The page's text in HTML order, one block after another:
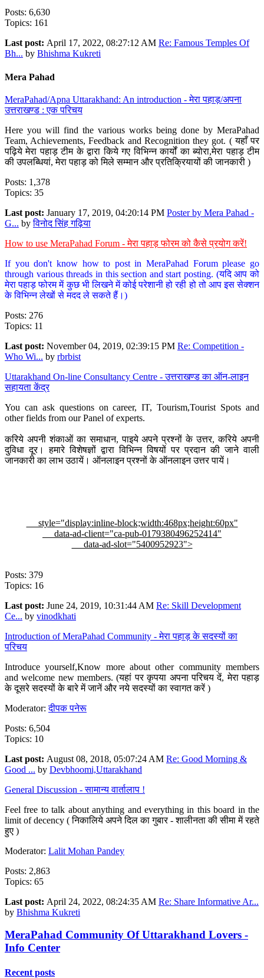
Posts: 6,630
Topics: 161
Last post: April 17, 2022, 08:27:12 AM Re: Famous Temples Of
Bh... by Bhishma Kukreti
Mera Pahad
MeraPahad/Apna Uttarakhand: An introduction - मेरा पहाड़/अपना
उत्तराखण्ड : एक परिचय
Here you will find the various works being done by MeraPahad
Team, Achievements, Feedback and Recognition they got. ( यहाँ पर
पढ़िये मेरा पहाड़ टीम के द्वारा किये गए विभिन्न कार्यों का ब्योरा,मेरा पहाड़ टीम
की उपलब्धियां, मेरा पहाड़ को मिले सम्मान और प्रतिक्रियायों की जानकारी )
Posts: 1,378
Topics: 35
Last post: January 17, 2019, 04:20:14 PM Poster by Mera Pahad -
G... byविनोद सिंह गढ़िया
How to use MeraPahad Forum - मेरा पहाड़ फोरम को कैसे प्रयोग करें!
If you don't know how to post in MeraPahad Forum please go
through various threads in this section and start posting. (यदि आप को
मेरा पहाड़ फोरम में कुछ भी लिखने में कोई परेशानी हो रही हो तो आप इस सेक्शन
के विभिन्न लेखों से मदद ले सकते हैं।)
Posts: 276
Topics: 11
Last post: November 04, 2019, 02:39:15 PM Re: Competition -
Who Wi... by rbrbist
Uttarakhand On-line Consultancy Centre - उत्तराखण्ड का ऑन-लाइन
सहायता केंद्र
You can ask questions on career, IT, Tourism,Tourist Spots and
other fields from our Panel of experts.
करिये अपनी शंकाओं का समाधान, पाइये अपने प्रश्नों के उत्तर, करिये अपनी
दुविधा दूर। हमारे विशेषज्ञों द्वारा विभिन्न विषयों पर प्रदान की जाने वाली
जानकारी का लाभ उठायें। ऑनलाइन प्रश्नों के ऑनलाइन उत्तर पायें।
style="display:inline-block;width:468px;height:60px"
data-ad-client="ca-pub-0179380496252414"
data-ad-slot="5400952923">
Posts: 379
Topics: 16
Last post: June 24, 2019, 10:31:44 AM Re: Skill Development
Ce... by vinodkhati
Introduction of MeraPahad Community - मेरा पहाड़ के सदस्यों का
परिचय
Introduce yourself,Know more about other community members
and welcome new members. (यहां पर कृपया अपना परिचय दें, मेरा पहाड़
के दूसरे सदस्यों के बारे में जानें और नये सदस्यों का स्वागत करें )
Moderator:दीपक पनेरू
Posts: 6,504
Topics: 10
Last post: August 08, 2018, 05:07:24 AM Re: Good Morning &
Good ... by Devbhoomi,Uttarakhand
General Discussion - सामान्य वार्तालाप !
Feel free to talk about anything and everything in this board in the
limit of decency ( निकालिये अपने दिल का गुबार - शालीनता की सीमा में रहते
हुए )
Moderator: Lalit Mohan Pandey
Posts: 2,863
Topics: 65
Last post: April 24, 2022, 08:24:35 AM Re: Share Informative Ar...
by Bhishma Kukreti
MeraPahad Community Of Uttarakhand Lovers -
Info Center
Recent posts